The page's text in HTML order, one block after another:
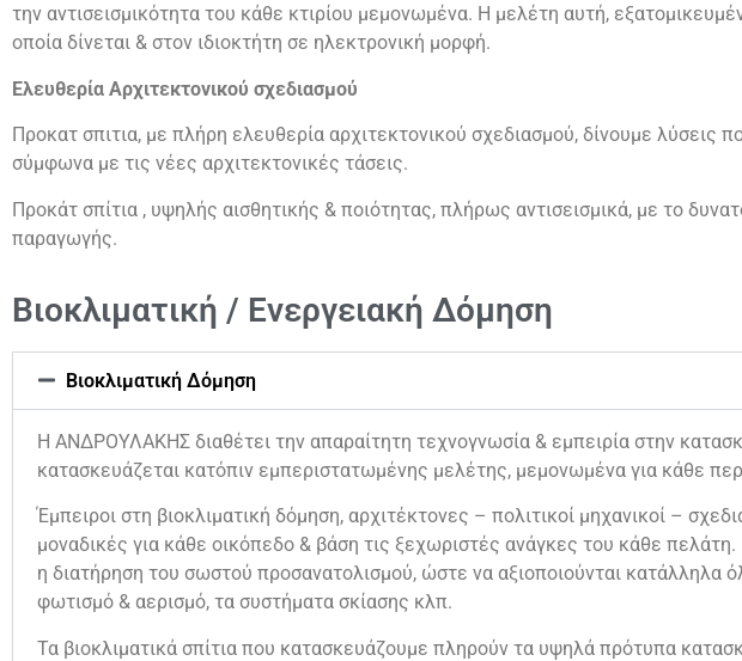
την αντισεισμικότητα του κάθε κτιρίου μεμονωμένα. Η μελέτη αυτή,
οποία δίνεται & στον ιδιοκτήτη σε ηλεκτρονική μορφή.
Ελευθερία Αρχιτεκτονικού σχεδιασμού
Προκατ σπιτια, με πλήρη ελευθερία αρχιτεκτονικού σχεδιασμού, δίνουμε
σύμφωνα με τις νέες αρχιτεκτονικές τάσεις.
Προκάτ σπίτια , υψηλής αισθητικής & ποιότητας, πλήρως αντισεισμικά, με το
παραγωγής.
Βιοκλιματική / Ενεργειακή Δόμηση
Βιοκλιματική Δόμηση
Η ΑΝΔΡΟΥΛΑΚΗΣ διαθέτει την απαραίτητη τεχνογνωσία & εμπειρία στην
κατασκευάζεται κατόπιν εμπεριστατωμένης μελέτης, μεμονωμένα για κάθε
Έμπειροι στη βιοκλιματική δόμηση, αρχιτέκτονες – πολιτικοί μηχανικοί –
μοναδικές για κάθε οικόπεδο & βάση τις ξεχωριστές ανάγκες του κάθε
η διατήρηση του σωστού προσανατολισμού, ώστε να αξιοποιούνται κατάλληλα
φωτισμό & αερισμό, τα συστήματα σκίασης κλπ.
Τα βιοκλιματικά σπίτια που κατασκευάζουμε πληρούν τα υψηλά πρότυπα